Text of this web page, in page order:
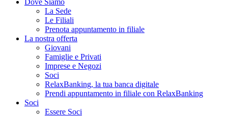
Dove Siamo
La Sede
Le Filiali
Prenota appuntamento in filiale
La nostra offerta
Giovani
Famiglie e Privati
Imprese e Negozi
Soci
RelaxBanking, la tua banca digitale
Prendi appuntamento in filiale con RelaxBanking
Soci
Essere Soci